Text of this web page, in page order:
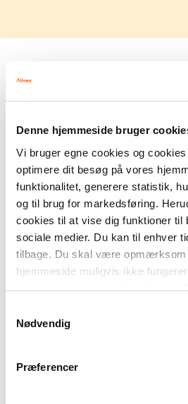
Denne hjemmeside bruger
Vi bruger egne cookies og
optimere dit besøg på vores
funktionalitet, generere statistik,
og til brug for markedsføring.
cookies til at vise dig funktioner til
sociale medier. Du kan til enhver
tilbage. Du skal være opmærksom
hjemmeside muligvis ikke
accepterer cookies eller
Nødvendig
Præferencer
Vært
Forfatter, foredragsholder, forsker og
psykologi
Musik
Niels Skov Jessen
Alinea LYD